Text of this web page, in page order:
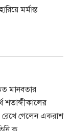
মর্মান্ত
মানবতার
শতাব্দীকালের
রেখে গেলেন একরাশ